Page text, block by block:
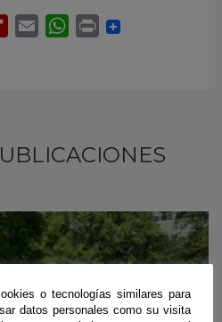
o tecnologías similares para
datos personales como su visita